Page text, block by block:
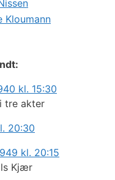
Kloumann
kl. 15:30
tre akter
20:30
kl. 20:15
Kjær